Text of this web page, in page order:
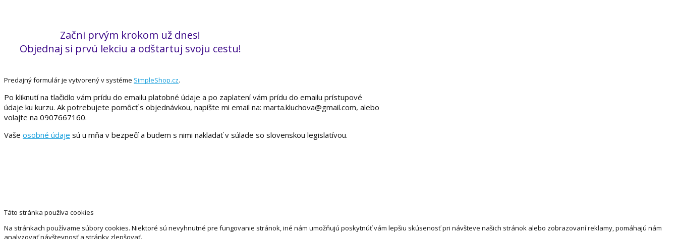
Začni prvým krokom už dnes!
Objednaj si prvú lekciu a odštartuj svoju cestu!
Predajný formulár je vytvorený v systéme SimpleShop.cz.
Po kliknutí na tlačidlo vám prídu do emailu platobné údaje a po zaplatení vám prídu do emailu prístupové
údaje ku kurzu. Ak potrebujete pomôcť s objednávkou, napíšte mi email na: marta.kluchova@gmail.com, alebo
volajte na 0907667160.
Vaše osobné údaje sú u mňa v bezpečí a budem s nimi nakladať v súlade so slovenskou legislatívou.
Táto stránka používa cookies
Na stránkach používame súbory cookies. Niektoré sú nevyhnutné pre fungovanie stránok, iné nám umožňujú poskytnúť vám lepšiu skúsenosť pri návšteve našich stránok alebo zobrazovaní reklamy, pomáhajú nám
analyzovať návštevnosť a stránky zlepšovať.